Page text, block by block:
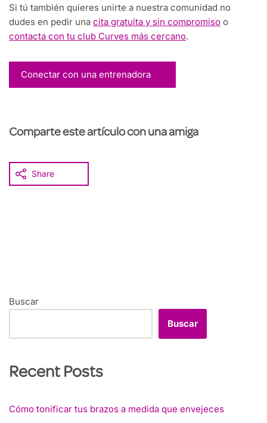
Si tú también quieres unirte a nuestra comunidad no
dudes en pedir una cita gratuita y sin compromiso o
contacta con tu club Curves más cercano.
Conectar con una entrenadora
Comparte este artículo con una amiga
Share
Buscar
Buscar
Recent Posts
Cómo tonificar tus brazos a medida que envejeces